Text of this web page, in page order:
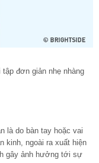
đơn giản nhẹ nhàng
là do bàn tay hoặc vai
kinh, ngoài ra xuất hiện
gây ảnh hưởng tới sự